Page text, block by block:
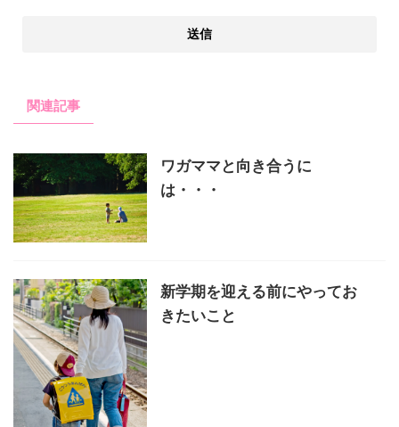
関連記事
ワガママと向き合うに
は・・・
新学期を迎える前にやってお
きたいこと